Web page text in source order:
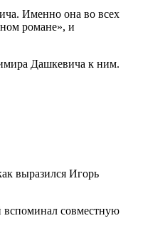
Именно она во всех
романе», и
Дашкевича к ним.
выразился Игорь
вспоминал совместную